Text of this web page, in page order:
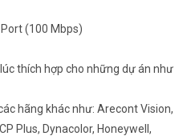
Port (100 Mbps)
thích hợp cho những dự án như
hãng khác như: Arecont Vision,
Plus, Dynacolor, Honeywell,